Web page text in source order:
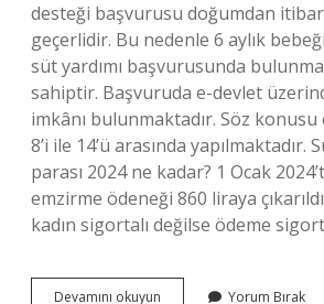
desteği başvurusu doğumdan
geçerlidir. Bu nedenle 6 aylık
süt yardımı başvurusunda
sahiptir. Başvuruda e-devlet
imkânı bulunmaktadır. Söz konusu
8’i ile 14’ü arasında yapılmaktadır.
parası 2024 ne kadar? 1 Ocak
emzirme ödeneği 860 liraya
kadın sigortalı değilse ödeme
Devamını okuyun Yorum Bırak